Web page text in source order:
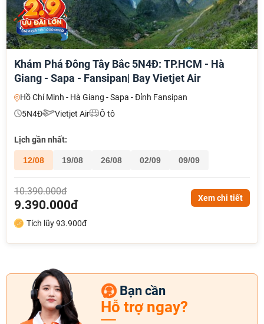
Khám Phá Đông Tây Bắc 5N4Đ: TP.HCM - Hà
Giang - Sapa - Fansipan| Bay Vietjet Air
Hồ Chí Minh - Hà Giang - Sapa - Đỉnh Fansipan
5N4Đ
Vietjet Air Ô tô
Lịch gần nhất:
12/08 19/08 26/08 02/09 09/09
10.390.000đ
9.390.000đ Xem chi tiết
Tích lũy 93.900đ
Bạn cần
Hỗ trợ ngay?